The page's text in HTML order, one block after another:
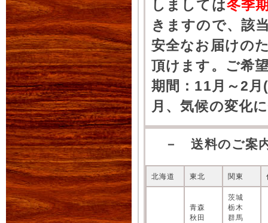
しましては冬季
きますので、該
安全なお届けの
頂けます。ご希
期間：11月～2
月、気候の変化
－ 送料のご案
北海道 東北 関東
青森
秋田
茨城
栃木
群馬